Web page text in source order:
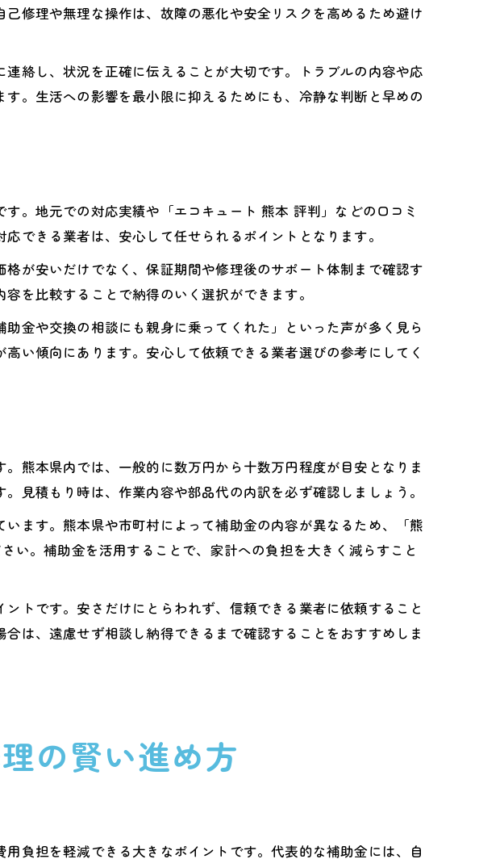
ト点検ポイント
修理や無理な操作は、故障の悪化や安全リスクを高めるため避け
絡し、状況を正確に伝えることが大切です。トラブルの内容や応
。生活への影響を最小限に抑えるためにも、冷静な判断と早めの
。地元での対応実績や「エコキュート 熊本 評判」などの口コミ
できる業者は、安心して任せられるポイントとなります。
が安いだけでなく、保証期間や修理後のサポート体制まで確認す
を比較することで納得のいく選択ができます。
金や交換の相談にも親身に乗ってくれた」といった声が多く見ら
い傾向にあります。安心して依頼できる業者選びの参考にしてく
熊本県内では、一般的に数万円から十数万円程度が目安となりま
見積もり時は、作業内容や部品代の内訳を必ず確認しましょう。
ます。熊本県や市町村によって補助金の内容が異なるため、「熊
い。補助金を活用することで、家計への負担を大きく減らすこと
トです。安さだけにとらわれず、信頼できる業者に依頼すること
は、遠慮せず相談し納得できるまで確認することをおすすめしま
の賢い進め方
負担を軽減できる大きなポイントです。代表的な補助金には、自